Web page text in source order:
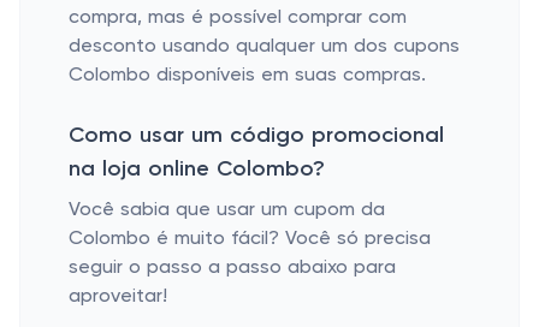
compra, mas é possível comprar com
desconto usando qualquer um dos cupons
Colombo disponíveis em suas compras.
Como usar um código promocional
na loja online Colombo?
Você sabia que usar um cupom da
Colombo é muito fácil? Você só precisa
seguir o passo a passo abaixo para
aproveitar!